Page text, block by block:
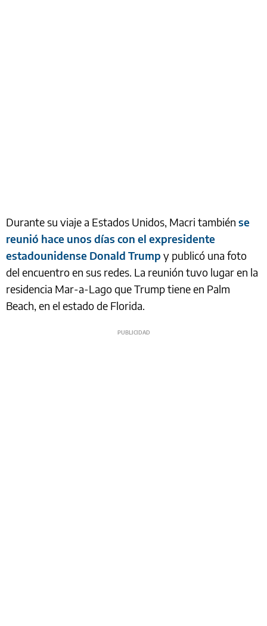
Durante su viaje a Estados Unidos, Macri también se
reunió hace unos días con el expresidente
estadounidense Donald Trump y publicó una foto
del encuentro en sus redes. La reunión tuvo lugar en la
residencia Mar-a-Lago que Trump tiene en Palm
Beach, en el estado de Florida.